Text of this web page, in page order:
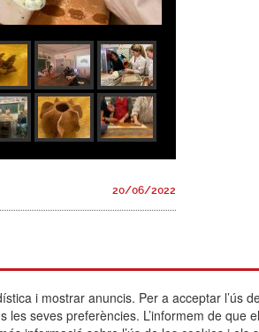
20/06/2022
Escola Betània-Patmos
C. Montevideo, 13
Avís legal
Política de cookies
i mostrar anuncis. Per a acceptar l’ús
les seves preferències. L’informem de